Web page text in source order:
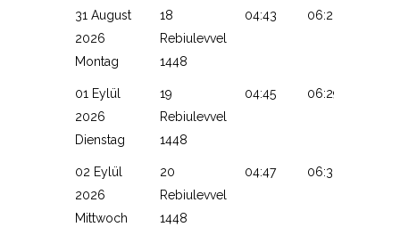
31 August
2026
Montag
18
Rebiulevvel
1448
04:43 06:28
01 Eylül
2026
Dienstag
19
Rebiulevvel
1448
04:45 06:29
02 Eylül
2026
Mittwoch
20
Rebiulevvel
1448
04:47 06:30